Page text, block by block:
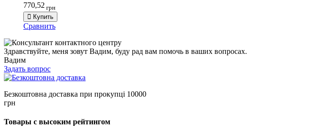
770,52 грн
Купить
Сравнить
Здравствуйте, меня зовут Вадим, буду рад вам помочь в ваших вопросах.
Вадим
Задать вопрос
Безкоштовна доставка при прокупці 10000
грн
Товары с высоким рейтингом